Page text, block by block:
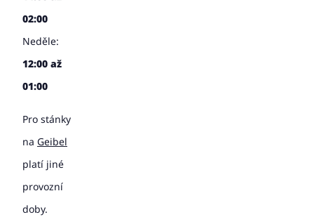
02:00
Neděle:
12:00 až
01:00
Pro stánky
na Geibel
platí jiné
provozní
doby.